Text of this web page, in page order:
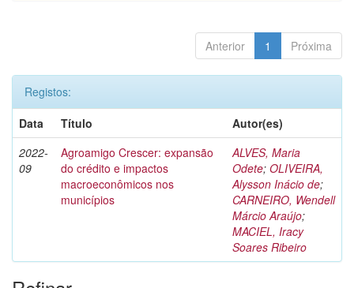
Anterior 1 Próxima
Registos:
Data
Título
Autor(es)
2022-
09
Agroamigo Crescer: expansão
do crédito e impactos
macroeconômicos nos
municípios
ALVES, Maria
Odete; OLIVEIRA,
Alysson Inácio de;
CARNEIRO, Wendell
Márcio Araújo;
MACIEL, Iracy
Soares Ribeiro